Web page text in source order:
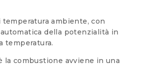
temperatura ambiente, con
della potenzialità in
temperatura.
la combustione avviene in una